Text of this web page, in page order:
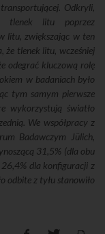
Odkryli,
tlenek litu poprzez
litu, zwiększając w ten
że ​​tlenek litu, wcześniej
odegrać kluczową rolę
w badaniach było
tym samym pierwsze
wykorzystują światło
We współpracy z
Badawczym Jülich,
31,5% (dla obu
dla konfiguracji z
odbite z tyłu stanowiło